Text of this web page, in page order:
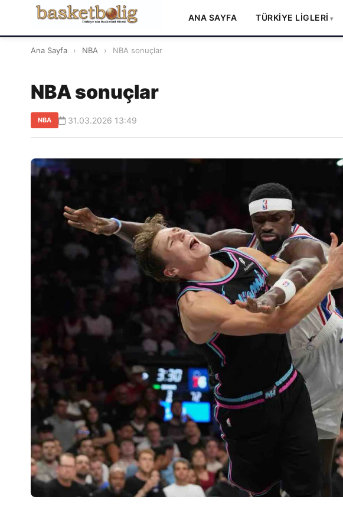
ANA SAYFA TÜRKİYE LİGLERİ
Ana Sayfa › NBA › NBA sonuçlar
NBA sonuçlar
NBA 31.03.2026 13:49